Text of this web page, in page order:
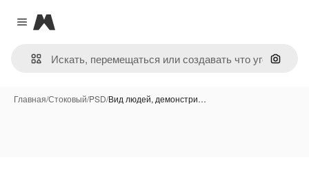
Close menu
Magnific
Поиск
Главная/Стоковый/PSD/Вид людей, демонстри…